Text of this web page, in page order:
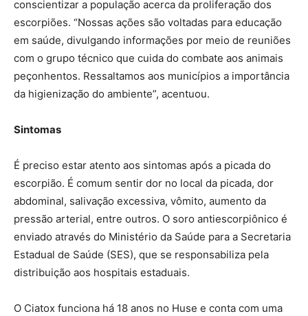
conscientizar a população acerca da proliferação dos
escorpiões. “Nossas ações são voltadas para educação
em saúde, divulgando informações por meio de reuniões
com o grupo técnico que cuida do combate aos animais
peçonhentos. Ressaltamos aos municípios a importância
da higienização do ambiente”, acentuou.
Sintomas
É preciso estar atento aos sintomas após a picada do
escorpião. É comum sentir dor no local da picada, dor
abdominal, salivação excessiva, vômito, aumento da
pressão arterial, entre outros. O soro antiescorpiônico é
enviado através do Ministério da Saúde para a Secretaria
Estadual de Saúde (SES), que se responsabiliza pela
distribuição aos hospitais estaduais.
O Ciatox funciona há 18 anos no Huse e conta com uma